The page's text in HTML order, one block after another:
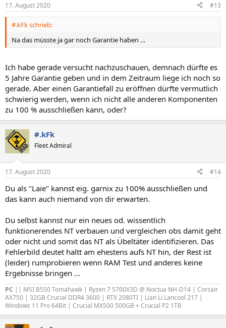
e
n
17. August 2020 #13
#.kFk schrieb:
Na das müsste ja gar noch Garantie haben …
Ich habe gerade versucht nachzuschauen, demnach dürfte es
5 Jahre Garantie geben und in dem Zeitraum liege ich noch so
gerade. Aber einen Garantiefall zu eröffnen dürfte vermutlich
schwierig werden, wenn ich nicht alle anderen Komponenten
zu 100 % ausschließen kann, oder?
#.kFk
Fleet Admiral
17. August 2020 #14
Du als "Laie" kannst eig. garnix zu 100% ausschließen und
das kann auch niemand von dir erwarten.
Du selbst kannst nur ein neues od. wissentlich
funktionerendes NT verbauen und vergleichen obs damit geht
oder nicht und somit das NT als Übeltäter identifizieren. Das
Fehlerbild deutet haltt am ehestens aufs NT hin, der Rest ist
(leider) rumprobieren wenn RAM Test und anderes keine
Ergebnisse bringen ...
PC || MSI B550 Tomahawk | Ryzen 7 5700X3D @ Noctua NH-D14 | Corsair
AX750 | 32GB Crucial DDR4 3600 | RTX 2080TI | Lian Li Lancool 217 |
Windows 11 Pro 64Bit | Crucial MX500 500GB + Crucial P2 1TB